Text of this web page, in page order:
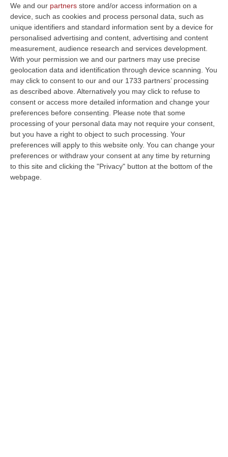
We and our partners store and/or access information on a
device, such as cookies and process personal data, such as
unique identifiers and standard information sent by a device for
personalised advertising and content, advertising and content
measurement, audience research and services development.
With your permission we and our partners may use precise
geolocation data and identification through device scanning. You
may click to consent to our and our 1733 partners’ processing
as described above. Alternatively you may click to refuse to
consent or access more detailed information and change your
preferences before consenting.
Please note that some
processing of your personal data may not require your consent,
but you have a right to object to such processing. Your
preferences will apply to this website only. You can change your
preferences or withdraw your consent at any time by returning
to this site and clicking the "Privacy" button at the bottom of the
webpage.
clandestina, allo sfruttamento della
prostituzione e del lavoro, alla contraffazione
di prodotti, alla distribuzione di stupefacenti
e alla detenzione abusiva di armi.
L’operazione ad “alto impatto”, con il
supporto dei Reparti prevenzione crimine, ha
visto coinvolte le Squadre mobili di Ancona,
Bergamo, Bologna, Brescia, Cagliari,
Catania,Cosenza, Firenze, Forlì Cesena,
Genova, Latina, Mantova, Milano, Padova,
Parma, Perugia, Pistoia, Prato, Reggio Emilia,
Roma, Siena, Treviso, Udine, Verona e